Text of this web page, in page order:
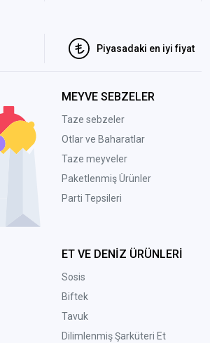
Piyasadaki en iyi fiyat
MEYVE SEBZELER
Taze sebzeler
Otlar ve Baharatlar
Taze meyveler
Paketlenmiş Ürünler
Parti Tepsileri
ET VE DENİZ ÜRÜNLERİ
Sosis
Biftek
Tavuk
Dilimlenmiş Şarküteri Et